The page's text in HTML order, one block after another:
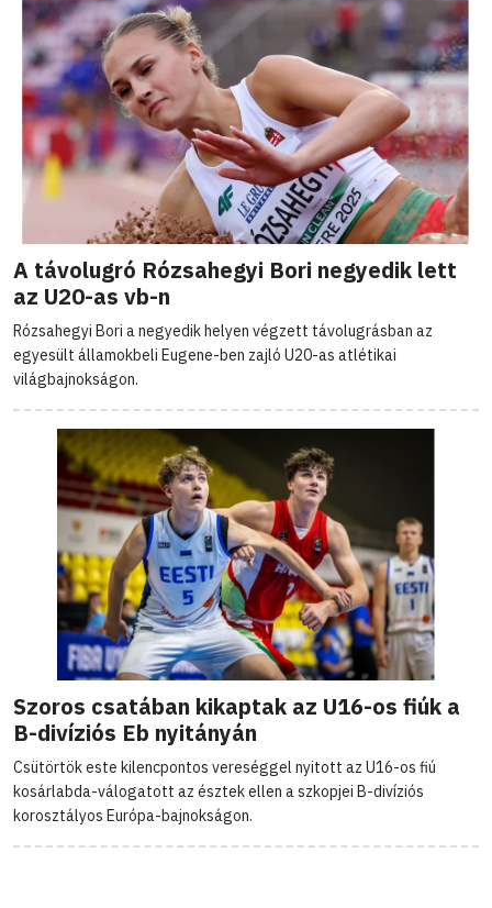
A távolugró Rózsahegyi Bori negyedik lett
az U20-as vb-n
Rózsahegyi Bori a negyedik helyen végzett távolugrásban az
egyesült államokbeli Eugene-ben zajló U20-as atlétikai
világbajnokságon.
Szoros csatában kikaptak az U16-os fiúk a
B-divíziós Eb nyitányán
Csütörtök este kilencpontos vereséggel nyitott az U16-os fiú
kosárlabda-válogatott az észtek ellen a szkopjei B-divíziós
korosztályos Európa-bajnokságon.